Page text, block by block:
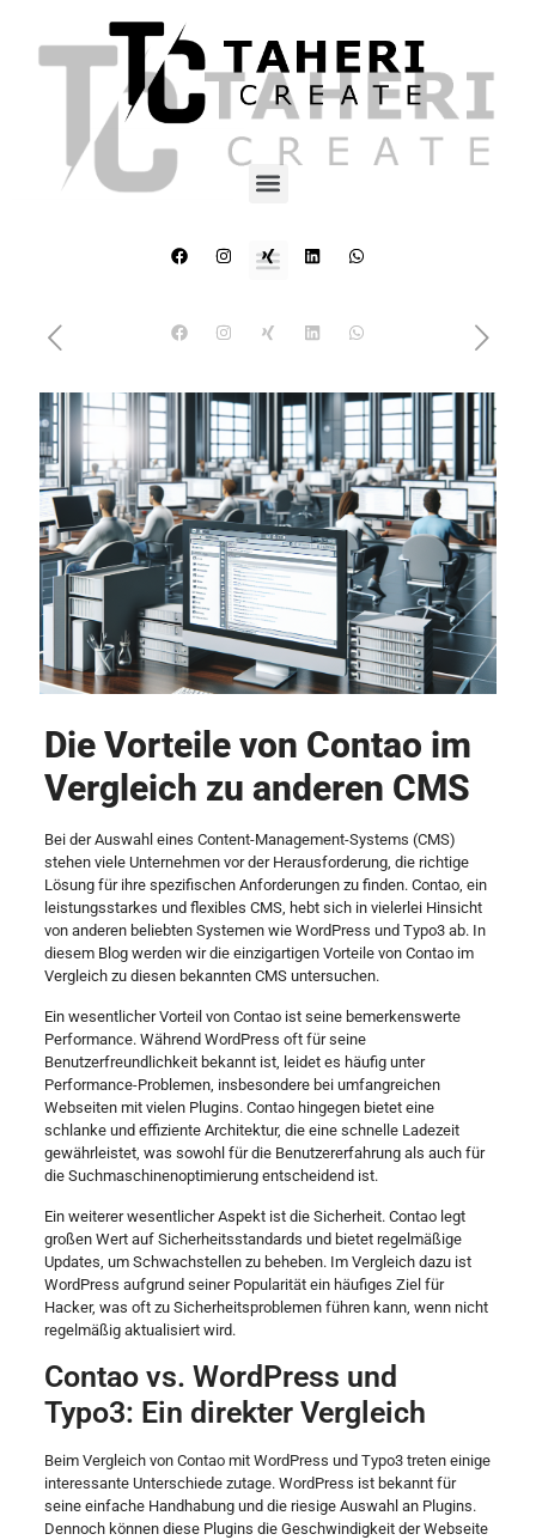
Die Vorteile von Contao im
Vergleich zu anderen CMS
Bei der Auswahl eines Content-Management-Systems (CMS)
stehen viele Unternehmen vor der Herausforderung, die richtige
Lösung für ihre spezifischen Anforderungen zu finden. Contao, ein
leistungsstarkes und flexibles CMS, hebt sich in vielerlei Hinsicht
von anderen beliebten Systemen wie WordPress und Typo3 ab. In
diesem Blog werden wir die einzigartigen Vorteile von Contao im
Vergleich zu diesen bekannten CMS untersuchen.
Ein wesentlicher Vorteil von Contao ist seine bemerkenswerte
Performance. Während WordPress oft für seine
Benutzerfreundlichkeit bekannt ist, leidet es häufig unter
Performance-Problemen, insbesondere bei umfangreichen
Webseiten mit vielen Plugins. Contao hingegen bietet eine
schlanke und effiziente Architektur, die eine schnelle Ladezeit
gewährleistet, was sowohl für die Benutzererfahrung als auch für
die Suchmaschinenoptimierung entscheidend ist.
Ein weiterer wesentlicher Aspekt ist die Sicherheit. Contao legt
großen Wert auf Sicherheitsstandards und bietet regelmäßige
Updates, um Schwachstellen zu beheben. Im Vergleich dazu ist
WordPress aufgrund seiner Popularität ein häufiges Ziel für
Hacker, was oft zu Sicherheitsproblemen führen kann, wenn nicht
regelmäßig aktualisiert wird.
Contao vs. WordPress und
Typo3: Ein direkter Vergleich
Beim Vergleich von Contao mit WordPress und Typo3 treten einige
interessante Unterschiede zutage. WordPress ist bekannt für
seine einfache Handhabung und die riesige Auswahl an Plugins.
Dennoch können diese Plugins die Geschwindigkeit der Webseite